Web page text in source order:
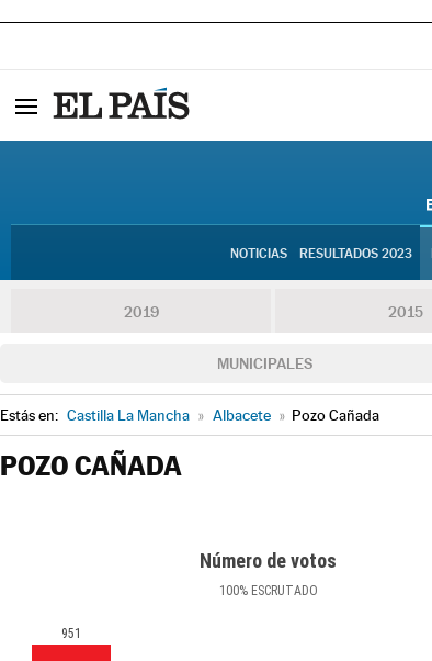
NOTICIAS RESULTADOS 2023
2019 2015
MUNICIPALES
Estás en: Castilla La Mancha » Albacete » Pozo Cañada
POZO CAÑADA
Número de votos
100%ESCRUTADO
951